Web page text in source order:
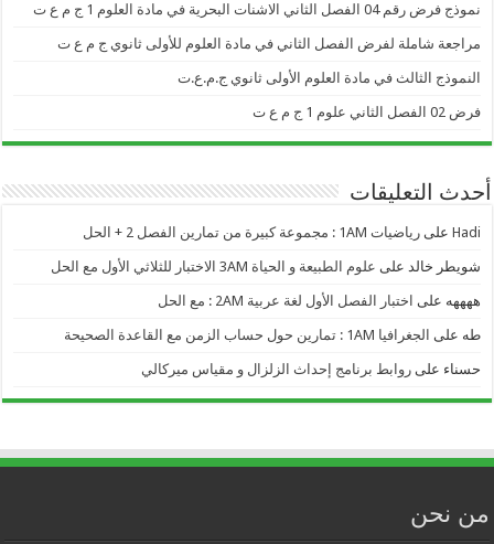
نموذج فرض رقم 04 الفصل الثاني الاشنات البحرية في مادة العلوم 1 ج م ع ت
مراجعة شاملة لفرض الفصل الثاني في مادة العلوم للأولى ثانوي ج م ع ت
النموذج الثالث في مادة العلوم الأولى ثانوي ج.م.ع.ت
فرض 02 الفصل الثاني علوم 1 ج م ع ت
أحدث التعليقات
Hadi علىرياضيات 1AM : مجموعة كبيرة من تمارين الفصل 2 + الحل
شويطر خالد على علوم الطبيعة و الحياة 3AM الاختبار للثلاثي الأول مع الحل
ههههه على اختبار الفصل الأول لغة عربية 2AM : مع الحل
طه على الجغرافيا 1AM : تمارين حول حساب الزمن مع القاعدة الصحيحة
حسناء علىروابط برنامج إحداث الزلزال و مقياس ميركالي
من نحن